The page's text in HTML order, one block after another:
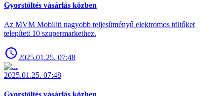
Gyorstöltés vásárlás közben
Az MVM Mobiliti nagyobb teljesítményű elektromos töltőket
telepített 10 szupermarkethez.
2025.01.25. 07:48
2025.01.25. 07:48